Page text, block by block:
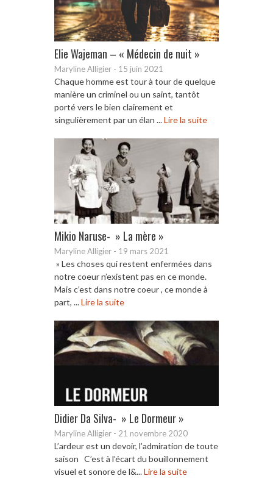
Elie Wajeman – « Médecin de nuit »
Maryline Alligier - 15 juin 2021
Chaque homme est tour à tour de quelque
manière un criminel ou un saint, tantôt
porté vers le bien clairement et
singulièrement par un élan ...Lire la suite
Mikio Naruse- » La mère »
Maryline Alligier - 19 mars 2021
» Les choses qui restent enfermées dans
notre coeur n’existent pas en ce monde.
Mais c’est dans notre coeur , ce monde à
part, ...Lire la suite
Didier Da Silva- » Le Dormeur »
Maryline Alligier - 21 novembre 2020
L’ardeur est un devoir, l’admiration de toute
saison C’est à l’écart du bouillonnement
visuel et sonore de l&...Lire la suite